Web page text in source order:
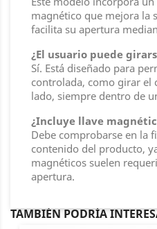
magnético que mejora la
facilita su apertura
¿El usuario puede
Sí. Está diseñado para
controlada, como girar el
lado, siempre dentro de
¿Incluye llave
Debe comprobarse en la
contenido del producto,
magnéticos suelen
apertura.
TAMBIÉN PODRÍA